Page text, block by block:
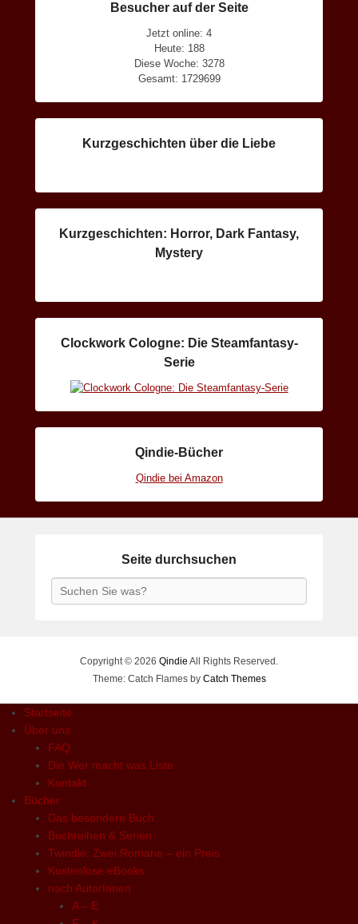
Besucher auf der Seite
Jetzt online: 4
Heute: 188
Diese Woche: 3278
Gesamt: 1729699
Kurzgeschichten über die Liebe
Kurzgeschichten: Horror, Dark Fantasy,
Mystery
Clockwork Cologne: Die Steamfantasy-
Serie
Qindie-Bücher
Qindie bei Amazon
Seite durchsuchen
Search
Copyright © 2026 Qindie All Rights Reserved.
Theme: Catch Flames by Catch Themes
Startseite
Über uns
FAQ
Die Wer macht was Liste
Kontakt
Bücher
Das besondere Buch
Buchreihen & Serien
Twindie: Zwei Romane – ein Preis
Kostenlose eBooks
nach AutorInnen
A – E